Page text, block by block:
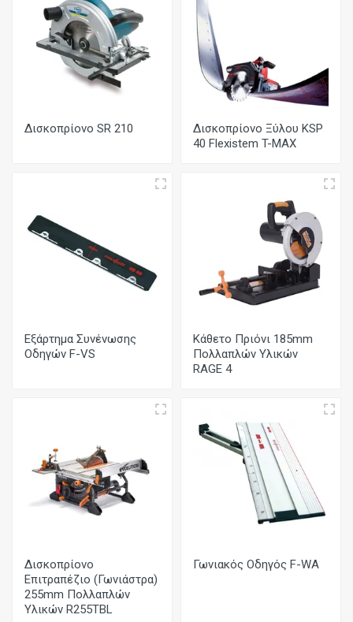
Δισκοπρίονο SR 210
Δισκοπρίονο Ξύλου KSP
40 Flexistem T-MAX
Εξάρτημα Συνένωσης
Οδηγών F-VS
Κάθετο Πριόνι 185mm
Πολλαπλών Υλικών
RAGE 4
Δισκοπρίονο
Επιτραπέζιο (Γωνιάστρα)
255mm Πολλαπλών
Υλικών R255TBL
Γωνιακός Οδηγός F-WA